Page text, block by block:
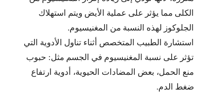
الكلى مما يؤثر على عملية الأيض ويتم استهلاك
الجلوكوز لهذه النسبة من المغنيسيوم.
استشارة الطبيب المتخصص أثناء تناول الأدوية التي
تؤثر على نسبة المغنيسيوم في الجسم مثل: حبوب
منع الحمل، بعض المضادات الحيوية، أدوية ارتفاع
ضغط الدم.